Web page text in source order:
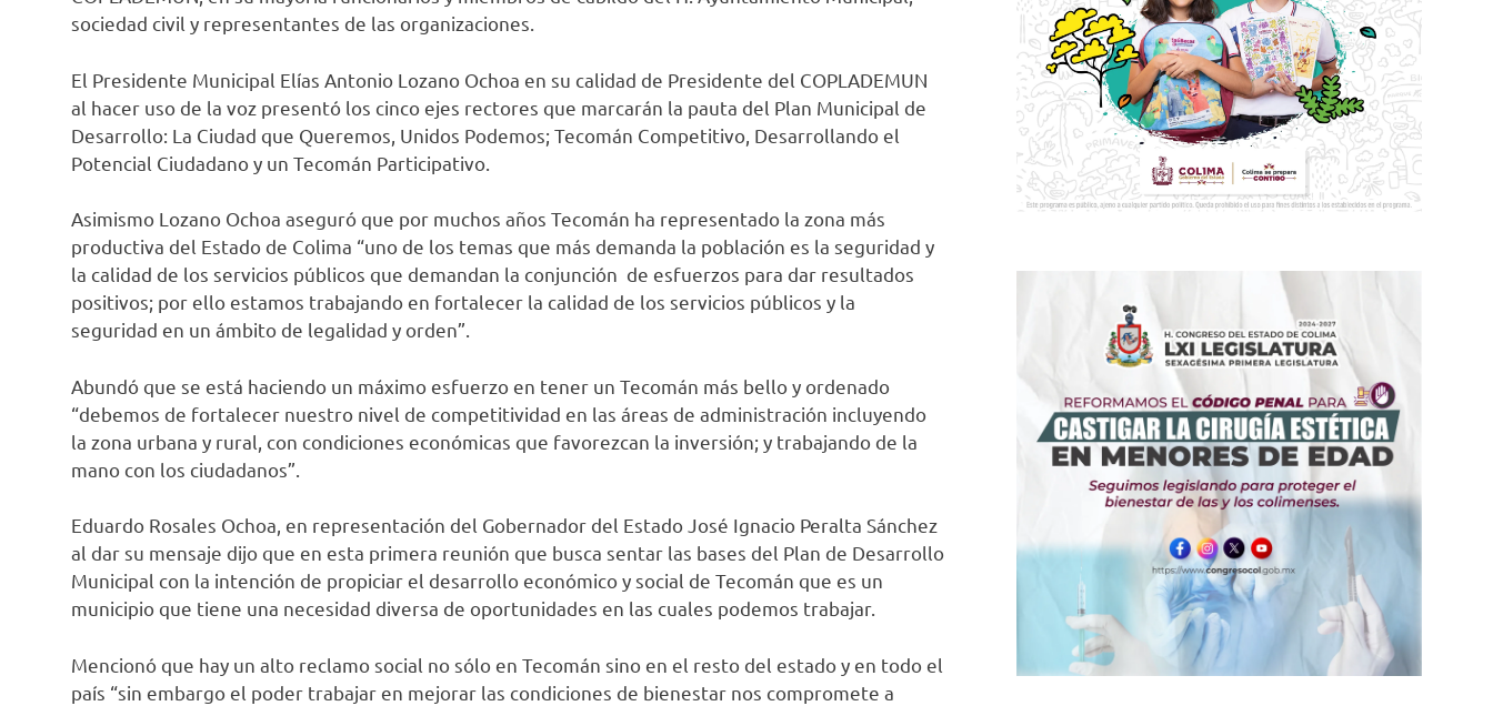
sociedad civil y representantes de las organizaciones.
El Presidente Municipal Elías Antonio Lozano Ochoa en su calidad de Presidente del COPLADEMUN
al hacer uso de la voz presentó los cinco ejes rectores que marcarán la pauta del Plan Municipal de
Desarrollo: La Ciudad que Queremos, Unidos Podemos; Tecomán Competitivo, Desarrollando el
Potencial Ciudadano y un Tecomán Participativo.
Asimismo Lozano Ochoa aseguró que por muchos años Tecomán ha representado la zona más
productiva del Estado de Colima “uno de los temas que más demanda la población es la seguridad y
la calidad de los servicios públicos que demandan la conjunción de esfuerzos para dar resultados
positivos; por ello estamos trabajando en fortalecer la calidad de los servicios públicos y la
seguridad en un ámbito de legalidad y orden”.
Abundó que se está haciendo un máximo esfuerzo en tener un Tecomán más bello y ordenado
“debemos de fortalecer nuestro nivel de competitividad en las áreas de administración incluyendo
la zona urbana y rural, con condiciones económicas que favorezcan la inversión; y trabajando de la
mano con los ciudadanos”.
Eduardo Rosales Ochoa, en representación del Gobernador del Estado José Ignacio Peralta Sánchez
al dar su mensaje dijo que en esta primera reunión que busca sentar las bases del Plan de Desarrollo
Municipal con la intención de propiciar el desarrollo económico y social de Tecomán que es un
municipio que tiene una necesidad diversa de oportunidades en las cuales podemos trabajar.
Mencionó que hay un alto reclamo social no sólo en Tecomán sino en el resto del estado y en todo el
país “sin embargo el poder trabajar en mejorar las condiciones de bienestar nos compromete a